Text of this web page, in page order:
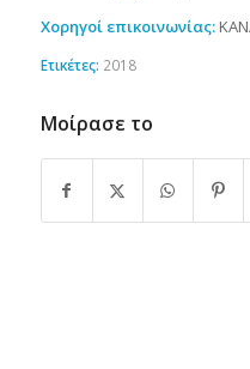
Χορηγοί επικοινωνίας:
Ετικέτες: 2018
Μοίρασε το